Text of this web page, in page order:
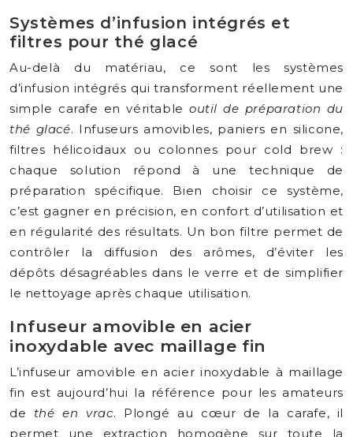
Systèmes d’infusion intégrés et
filtres pour thé glacé
Au-delà du matériau, ce sont les systèmes
d’infusion intégrés qui transforment réellement une
simple carafe en véritableoutil de préparation du
thé glacé. Infuseurs amovibles, paniers en silicone,
filtres hélicoïdaux ou colonnes pour cold brew :
chaque solution répond à une technique de
préparation spécifique. Bien choisir ce système,
c’est gagner en précision, en confort d’utilisation et
en régularité des résultats. Un bon filtre permet de
contrôler la diffusion des arômes, d’éviter les
dépôts désagréables dans le verre et de simplifier
le nettoyage après chaque utilisation.
Infuseur amovible en acier
inoxydable avec maillage fin
L’infuseur amovible en acier inoxydable à maillage
fin est aujourd’hui la référence pour les amateurs
de thé en vrac. Plongé au cœur de la carafe, il
permet une extraction homogène sur toute la